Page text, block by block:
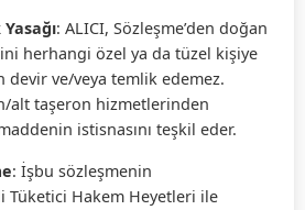
: ALICI, Sözleşme’den doğan
herhangi özel ya da tüzel kişiye
devir ve/veya temlik edemez.
alt taşeron hizmetlerinden
istisnasını teşkil eder.
: İşbu sözleşmenin
Tüketici Hakem Heyetleri ile